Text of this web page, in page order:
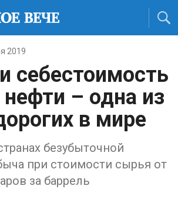
2019
себестоимость
– одна из
в мире
безубыточной
при стоимости сырья от
за баррель